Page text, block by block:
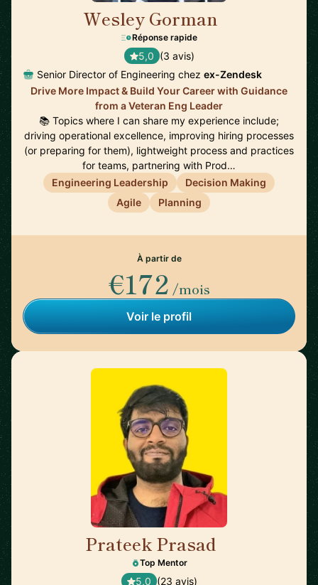
Wesley Gorman
Réponse rapide
5,0 (3 avis)
Senior Director of Engineering chez ex-Zendesk
Drive More Impact & Build Your Career with Guidance
from a Veteran Eng Leader
📚 Topics where I can share my experience include;
driving operational excellence, improving hiring processes
(or preparing for them), lightweight process and practices
for teams, partnering with Prod…
Engineering Leadership
Decision Making
Agile
Planning
À partir de
€172 /mois
Voir le profil
Prateek Prasad
Top Mentor
5,0 (23 avis)